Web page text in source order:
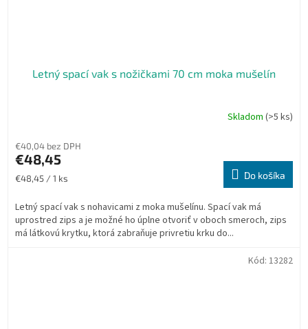
Letný spací vak s nožičkami 70 cm moka mušelín
Skladom (>5 ks)
€40,04 bez DPH
€48,45
Jednotková
€48,45 / 1 ks Do košíka
Letný spací vak s nohavicami z moka mušelínu. Spací vak má
uprostred zips a je možné ho úplne otvoriť v oboch smeroch, zips
má látkovú krytku, ktorá zabraňuje privretiu krku do...
Kód: 13282